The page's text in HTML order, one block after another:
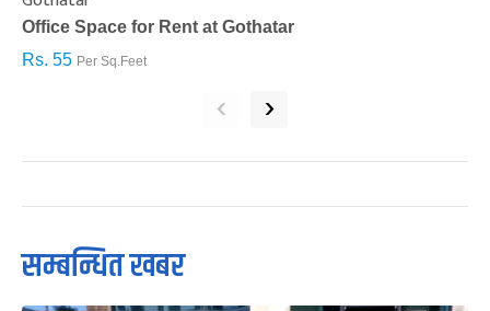
Office Space for Rent at Gothatar
Rs. 55 Per Sq.Feet
‹ ›
सम्बन्धित खबर